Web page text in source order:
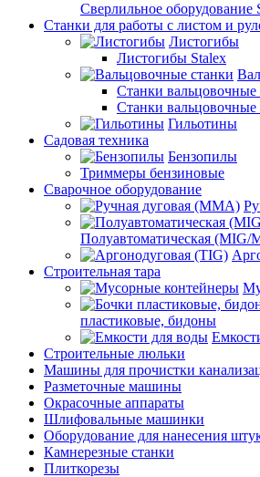
Сверлильное
Станки для работы с листом и
Листогибы
Листогибы Stalex
Станки
Станки вальцовочные
Гильотины
Садовая техника
Бензопилы
Триммеры бензиновые
Сварочное оборудование
Полуавтоматическая (MIG/
Строительная тара
пластиковые, бидоны
Строительные люльки
Машины для прочистки
Разметочные машины
Окрасочные аппараты
Шлифовальные машинки
Оборудование для нанесения
Камнерезные станки
Плиткорезы